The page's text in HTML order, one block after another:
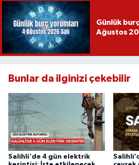
Günlük
Ağustos
Bunlar da ilginizi çekebilir
Salihli'de 4 gün elektrik